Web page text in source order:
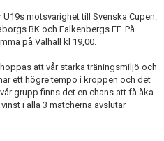
motsvarighet till Svenska Cupen.
BK och Falkenbergs FF. På
på Valhall kl 19,00.
att vår starka träningsmiljö och
ett högre tempo i kroppen och det
grupp finns det en chans att få åka
i alla 3 matcherna avslutar